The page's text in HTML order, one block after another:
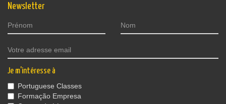
Newsletter
Je m'intéresse à
Portuguese Classes
Formação Empresa